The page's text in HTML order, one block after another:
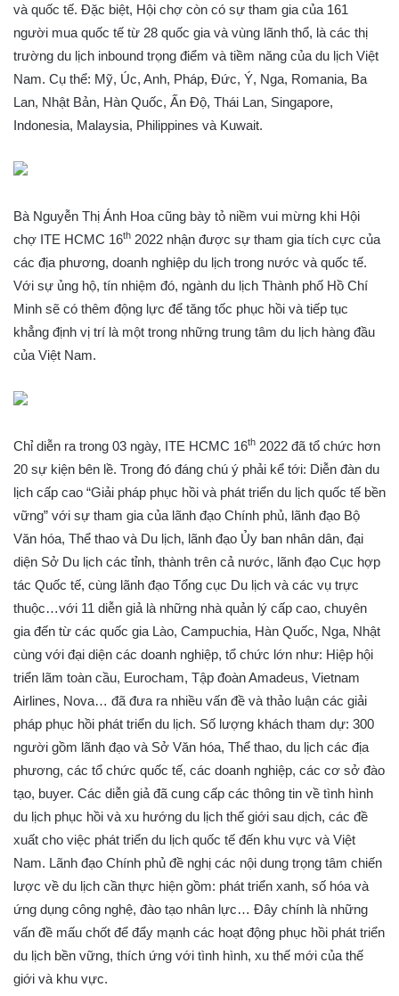
và quốc tế. Đặc biệt, Hội chợ còn có sự tham gia của 161
người mua quốc tế từ 28 quốc gia và vùng lãnh thổ, là các thị
trường du lịch inbound trọng điểm và tiềm năng của du lịch Việt
Nam. Cụ thể: Mỹ, Úc, Anh, Pháp, Đức, Ý, Nga, Romania, Ba
Lan, Nhật Bản, Hàn Quốc, Ấn Độ, Thái Lan, Singapore,
Indonesia, Malaysia, Philippines và Kuwait.
Bà Nguyễn Thị Ánh Hoa cũng bày tỏ niềm vui mừng khi Hội
chợ ITE HCMC 16th 2022 nhận được sự tham gia tích cực của
các địa phương, doanh nghiệp du lịch trong nước và quốc tế.
Với sự ủng hộ, tín nhiệm đó, ngành du lịch Thành phố Hồ Chí
Minh sẽ có thêm động lực để tăng tốc phục hồi và tiếp tục
khẳng định vị trí là một trong những trung tâm du lịch hàng đầu
của Việt Nam.
Chỉ diễn ra trong 03 ngày, ITE HCMC 16th 2022 đã tổ chức hơn
20 sự kiện bên lề. Trong đó đáng chú ý phải kể tới: Diễn đàn du
lịch cấp cao “Giải pháp phục hồi và phát triển du lịch quốc tế bền
vững” với sự tham gia của lãnh đạo Chính phủ, lãnh đạo Bộ
Văn hóa, Thể thao và Du lịch, lãnh đạo Ủy ban nhân dân, đại
diện Sở Du lịch các tỉnh, thành trên cả nước, lãnh đạo Cục hợp
tác Quốc tế, cùng lãnh đạo Tổng cục Du lịch và các vụ trực
thuộc…với 11 diễn giả là những nhà quản lý cấp cao, chuyên
gia đến từ các quốc gia Lào, Campuchia, Hàn Quốc, Nga, Nhật
cùng với đại diện các doanh nghiệp, tổ chức lớn như: Hiệp hội
triển lãm toàn cầu, Eurocham, Tập đoàn Amadeus, Vietnam
Airlines, Nova… đã đưa ra nhiều vấn đề và thảo luận các giải
pháp phục hồi phát triển du lịch. Số lượng khách tham dự: 300
người gồm lãnh đạo và Sở Văn hóa, Thể thao, du lịch các địa
phương, các tổ chức quốc tế, các doanh nghiệp, các cơ sở đào
tạo, buyer. Các diễn giả đã cung cấp các thông tin về tình hình
du lịch phục hồi và xu hướng du lịch thế giới sau dịch, các đề
xuất cho việc phát triển du lịch quốc tế đến khu vực và Việt
Nam. Lãnh đạo Chính phủ đề nghị các nội dung trọng tâm chiến
lược về du lịch cần thực hiện gồm: phát triển xanh, số hóa và
ứng dụng công nghệ, đào tạo nhân lực… Đây chính là những
vấn đề mấu chốt để đẩy mạnh các hoạt động phục hồi phát triển
du lịch bền vững, thích ứng với tình hình, xu thế mới của thế
giới và khu vực.